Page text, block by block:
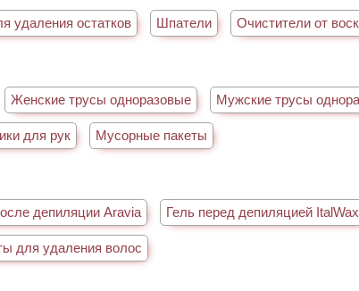
удаления остатков Шпатели Очистители от
Женские трусы одноразовые Мужские трусы
для рук Мусорные пакеты
депиляции Aravia Гель перед депиляцией ItalWax
для удаления волос